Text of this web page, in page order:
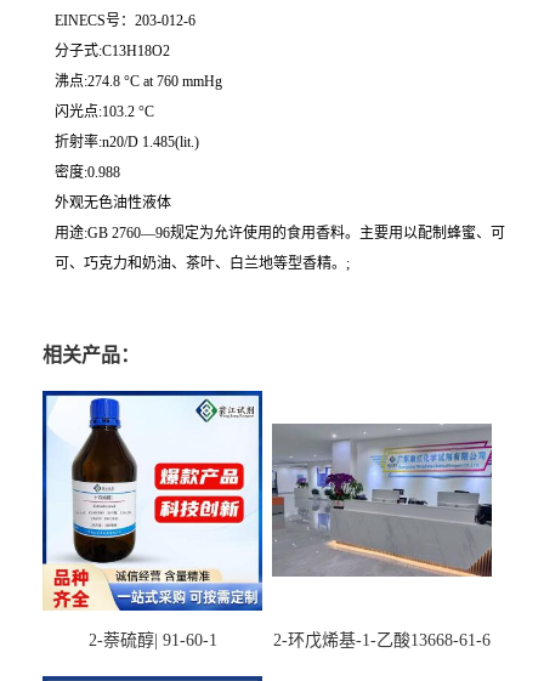
EINECS号：203-012-6
分子式:C13H18O2
沸点:274.8 °C at 760 mmHg
闪光点:103.2 °C
折射率:n20/D 1.485(lit.)
密度:0.988
外观无色油性液体
用途:GB 2760—96规定为允许使用的食用香料。主要用以配制蜂蜜、可
可、巧克力和奶油、茶叶、白兰地等型香精。;
相关产品：
2-萘硫醇| 91-60-1 2-环戊烯基-1-乙酸13668-61-6